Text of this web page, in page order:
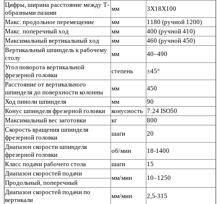
Цифры, ширина расстояние между Т-
образными пазами
мм
3X18X100
Макс. продольное перемещение
мм
1180 (ручной 1200)
Макс. поперечный ход
мм
400 (ручной 410)
Максимальный вертикальный ход
мм
460 (ручной 450)
Вертикальный шпиндель к рабочему
столу
мм
40–490
Угол поворота вертикальной
фрезерной головки
степень
±45°
Расстояние от вертикального
шпинделя до поверхности колонны
мм
450
Ход пиноли шпинделя
мм
90
Конус шпинделя фрезерной головки
конусность 7:24 ISO50
Максимальный вес заготовки
кг
800
Скорость вращения шпинделя
фрезерной головки
шаги
20
Диапазон скорости шпинделя
фрезерной головки
об/мин
18-1400
Класс подачи рабочего стола
шаги
15
Диапазон скоростей подачи
мм/мин 10–1250
Продольный, поперечный
Диапазон скоростей подачи по
вертикали
мм/мин
2,5-315